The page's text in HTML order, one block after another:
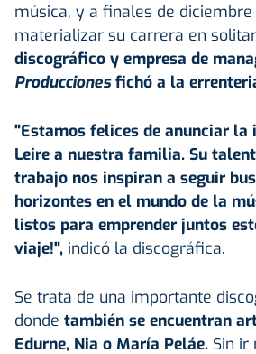
música, y a finales de
materializar su carrera en
discográfico y empresa de
Produccionesfichó a la
"Estamos felices de anunciar la
Leire a nuestra familia. Su
trabajo nos inspiran a seguir
horizontes en el mundo de la
listos para emprender juntos
viaje!", indicó la discográfica.
Se trata de una importante
donde también se encuentran
Edurne, Nia o María Peláe. Sin ir